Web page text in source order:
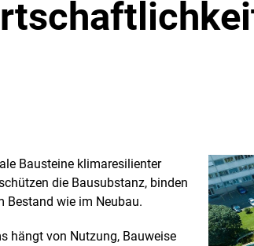
Bausteine klimaresilienter
die Bausubstanz, binden
Bestand wie im Neubau.
hängt von Nutzung, Bauweise